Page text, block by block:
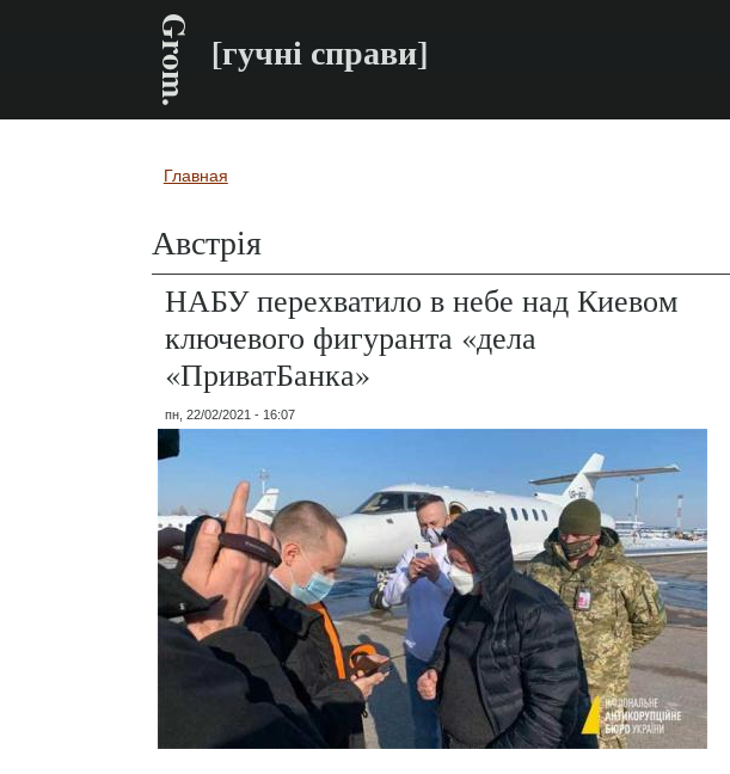
Grom. [гучні справи]
Вы здесь
Главная
Австрія
НАБУ перехватило в небе над Киевом
ключевого фигуранта «дела
«ПриватБанка»
пн, 22/02/2021 - 16:07